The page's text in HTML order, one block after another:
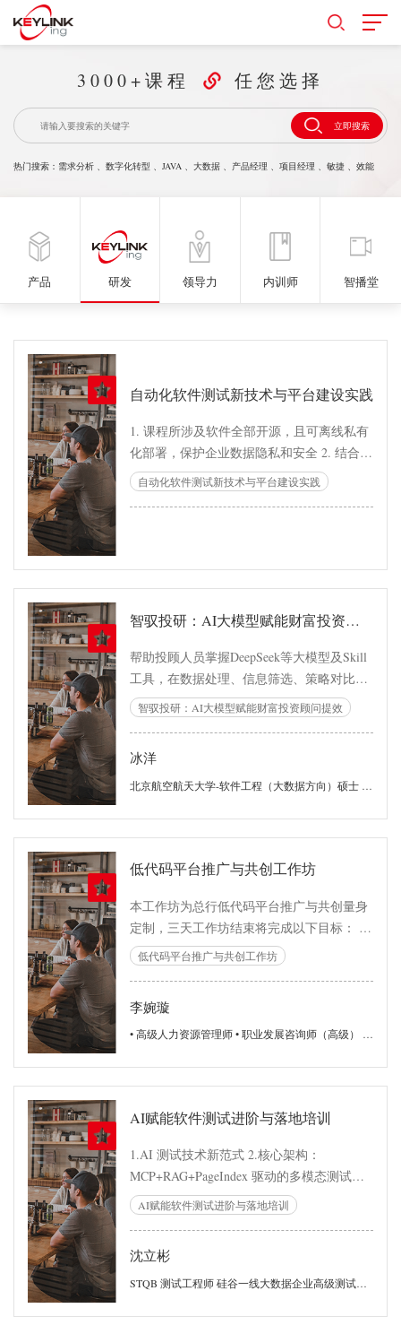
3000+课程 任您选择
立即搜索
热门搜索： 需求分析 、 数字化转型 、 JAVA 、 大数据 、 产品经理 、 项目经理 、 敏捷 、 效能
产品 研发 领导力 内训师 智播堂
自动化软件测试新技术与平台建设实践
1. 课程所涉及软件全部开源，且可离线私有
化部署，保护企业数据隐私和安全 2. 结合企
业实际痛点与业务需求，结合大模型技术，
给出解决方案
自动化软件测试新技术与平台建设实践
智驭投研：AI大模型赋能财富投资顾问提效
帮助投顾人员掌握DeepSeek等大模型及Skill
工具，在数据处理、信息筛选、策略对比中
实现降本增效，重塑投顾工作流
智驭投研：AI大模型赋能财富投资顾问提效
冰洋
北京航空航天大学-软件工程（大数据方向）硕士 工信部AI智能体工程师 工信部信创高级系统架构师 中兴接入网高级讲师认证 微软Azure云专家认证 腾讯TCA和TCP认证 华为5个方向售前专家级认证
低代码平台推广与共创工作坊
本工作坊为总行低代码平台推广与共创量身
定制，三天工作坊结束将完成以下目标： 1.
推广平台使用：让分行学员了解平台能力，
从课堂上的“跟着做”，到训后的“自己做”；
效果，同时通过优秀案例评比形成可复制的
标杆，放大推广效应 2. 收集优化需求：引领
业务场景，产出可落地的方案及Demo；让学
低代码平台推广与共创工作坊
李婉璇
• 高级人力资源管理师 • 职业发展咨询师（高级） • 8年金融集团总部 科技与运营条线培训负责人 • 3年金融企业大学 干部培养及学习平台负责人 • 3年互联网企业 中高管管理教练 • 6年培训咨询领域 解决方案及赋能专家 • 阿里达摩院 人工智能训练师（高级） • Datawhale x 讯飞星火 认证提示词工程师
AI赋能软件测试进阶与落地培训
1.AI 测试技术新范式 2.核心架构：
MCP+RAG+PageIndex 驱动的多模态测试框
架 3.实战：MCP+RAG+PageIndex 测试框架
快速搭建 4.测试运维基础：AI 辅助用例与知
AI赋能软件测试进阶与落地培训
沈立彬
STQB 测试工程师 硅谷一线大数据企业高级测试经理